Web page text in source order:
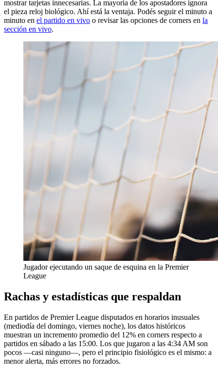
mostrar tarjetas innecesarias. La mayoría de los apostadores ignora
el pieza reloj biológico. Ahí está la ventaja. Podés seguir el minuto a
minuto en el partido en vivo o revisar las opciones de corners en la
sección en vivo.
Jugador ejecutando un saque de esquina en la Premier
League
Rachas y estadísticas que respaldan
En partidos de Premier League disputados en horarios inusuales
(mediodía del domingo, viernes noche), los datos históricos
muestran un incremento promedio del 12% en corners respecto a
partidos en sábado a las 15:00. Los que jugaron a las 4:34 AM son
pocos —casi ninguno—, pero el principio fisiológico es el mismo: a
menor alerta, más errores no forzados.